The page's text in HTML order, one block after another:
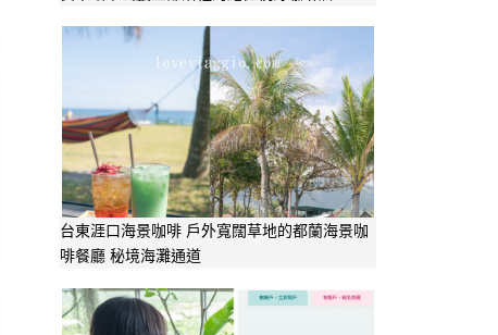
台東涯口海景咖啡 戶外寬闊草地的都蘭海景咖
啡餐廳 秘境海灘通道